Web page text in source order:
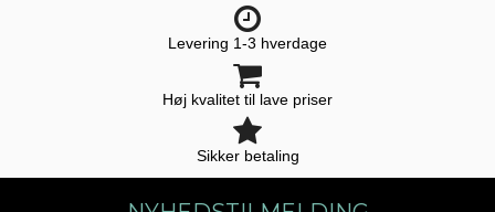
Levering 1-3 hverdage
Høj kvalitet til lave priser
Sikker betaling